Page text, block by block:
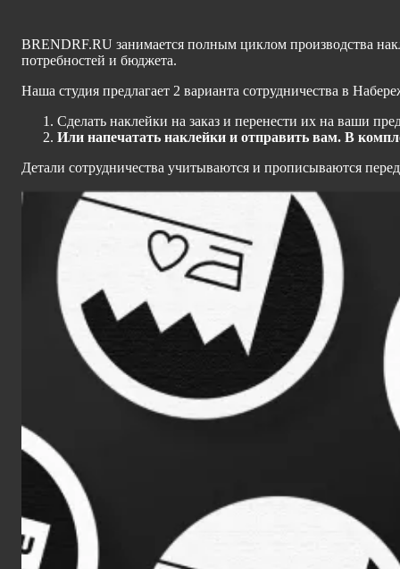
BRENDRF.RU занимается полным циклом производства
потребностей и бюджета.
Наша студия предлагает 2 варианта сотрудничества в
Сделать наклейки на заказ и перенести их на ваши
Или напечатать наклейки и отправить вам. В
Детали сотрудничества учитываются и прописываются